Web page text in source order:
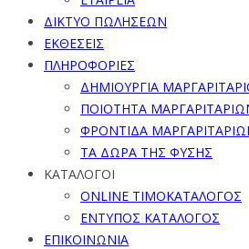
ΔΙΚΤΥΟ ΠΩΛΗΣΕΩΝ
ΕΚΘΕΣΕΙΣ
ΠΛΗΡΟΦΟΡΙΕΣ
ΔΗΜΙΟΥΡΓΙΑ
ΠΟΙΟΤΗΤΑ
ΦΡΟΝΤΙΔΑ
ΤΑ ΔΩΡΑ ΤΗΣ ΦΥΣΗΣ
ΚΑΤΑΛΟΓΟΙ
ONLINE ΤΙΜΟΚΑΤΑΛΟΓΟΣ
ΕΝΤΥΠΟΣ ΚΑΤΑΛΟΓΟΣ
ΕΠΙΚΟΙΝΩΝΙΑ